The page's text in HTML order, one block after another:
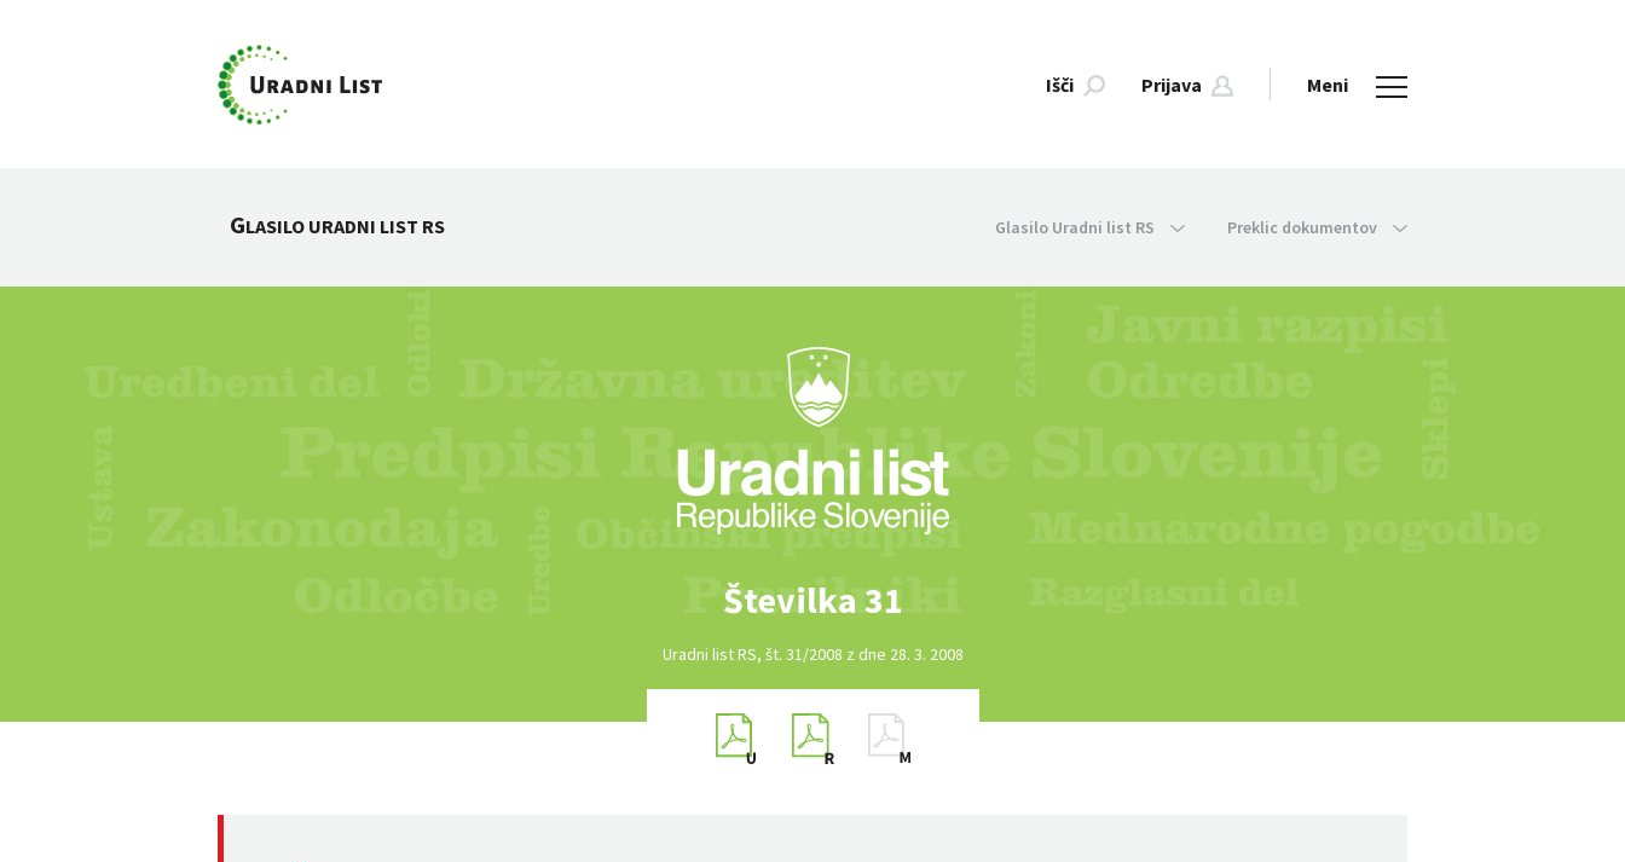
Išči Prijava Meni
GLASILO URADNI LIST RS Glasilo Uradni list RS Preklic dokumentov
Številka 31
Uradni list RS, št. 31/2008 z dne 28. 3. 2008